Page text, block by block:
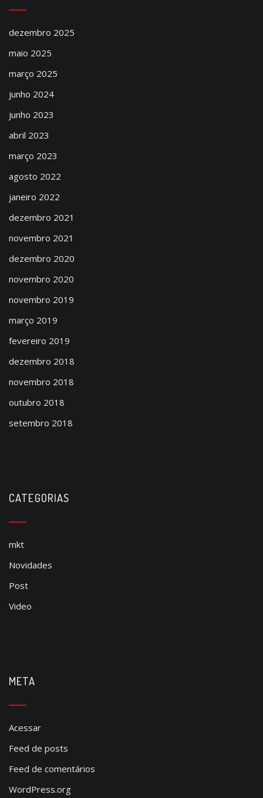
dezembro 2025
maio 2025
março 2025
junho 2024
junho 2023
abril 2023
março 2023
agosto 2022
janeiro 2022
dezembro 2021
novembro 2021
dezembro 2020
novembro 2020
novembro 2019
março 2019
fevereiro 2019
dezembro 2018
novembro 2018
outubro 2018
setembro 2018
CATEGORIAS
mkt
Novidades
Post
Video
META
Acessar
Feed de posts
Feed de comentários
WordPress.org